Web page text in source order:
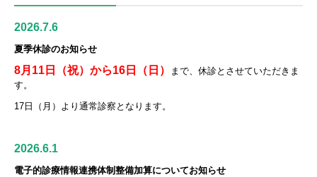
2026.7.6
夏季休診のお知らせ
8月11日（祝）から16日（日）
まで、休診とさせていただきま
す。
17日（月）より通常診察となります。
2026.6.1
電子的診療情報連携体制整備加算についてお知らせ